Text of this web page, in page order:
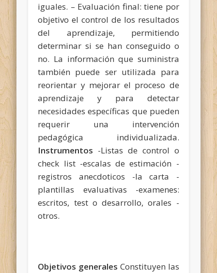
iguales. – Evaluación final: tiene por
objetivo el control de los resultados
del aprendizaje, permitiendo
determinar si se han conseguido o
no. La información que suministra
también puede ser utilizada para
reorientar y mejorar el proceso de
aprendizaje y para detectar
necesidades específicas que pueden
requerir una intervención
pedagógica individualizada.
Instrumentos -Listas de control o
check list -escalas de estimación -
registros anecdoticos -la carta -
plantillas evaluativas -examenes:
escritos, test o desarrollo, orales -
otros.
Objetivos generales Constituyen las